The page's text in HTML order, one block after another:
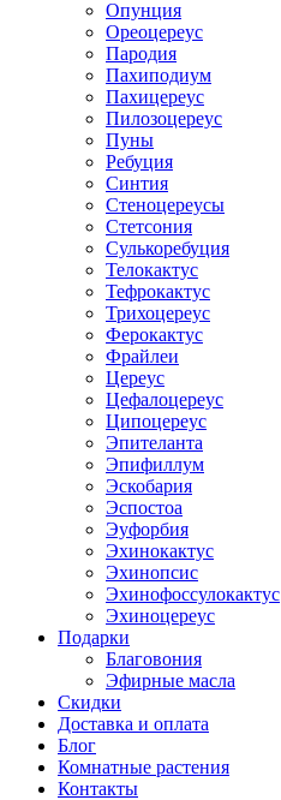
Опунция
Ореоцереус
Пародия
Пахиподиум
Пахицереус
Пилозоцереус
Пуны
Ребуция
Синтия
Стеноцереусы
Стетсония
Сулькоребуция
Телокактус
Тефрокактус
Трихоцереус
Ферокактус
Фрайлеи
Цереус
Цефалоцереус
Ципоцереус
Эпителанта
Эпифиллум
Эскобария
Эспостоа
Эуфорбия
Эхинокактус
Эхинопсис
Эхинофоссулокактус
Эхиноцереус
Подарки
Благовония
Эфирные масла
Скидки
Доставка и оплата
Блог
Комнатные растения
Контакты